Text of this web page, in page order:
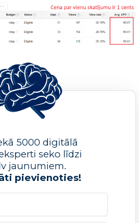
5000 digitālā
seko līdzi
jaunumiem.
pievienoties!